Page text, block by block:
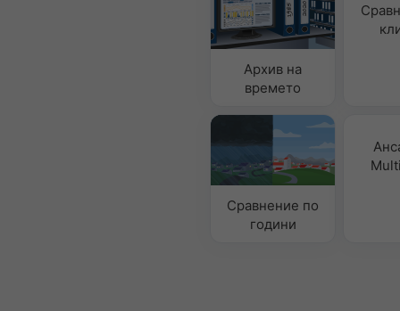
Архив на
времето
Сравнение по
години